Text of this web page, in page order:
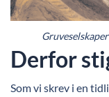
Derfor
Som vi skrev i en